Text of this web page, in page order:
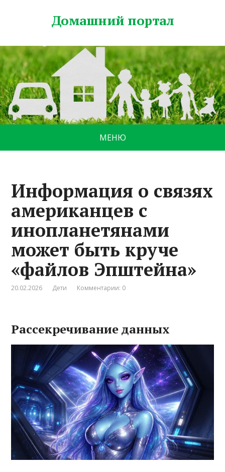
Домашний портал
МЕНЮ
Информация о связях
американцев с
инопланетянами
может быть круче
«файлов Эпштейна»
20.02.2026 Дети Комментарии: 0
Рассекречивание данных